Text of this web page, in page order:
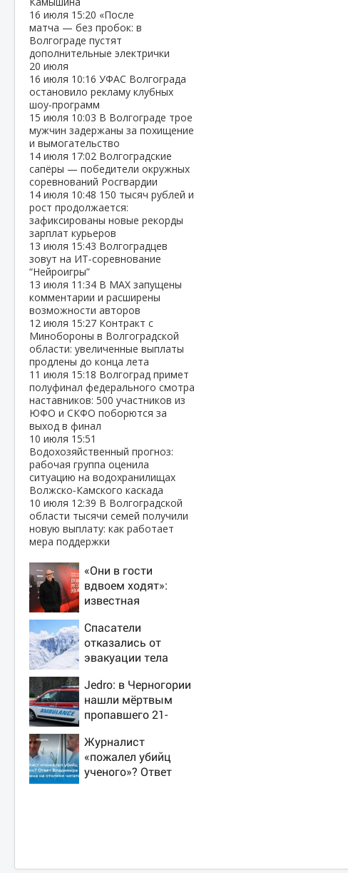
16 июля 15:20 «После
матча — без пробок: в
Волгограде пустят
дополнительные электрички
20 июля
16 июля 10:16 УФАС Волгограда
остановило рекламу клубных
шоу‑программ
15 июля 10:03 В Волгограде трое
мужчин задержаны за похищение
и вымогательство
14 июля 17:02 Волгоградские
сапёры — победители окружных
соревнований Росгвардии
14 июля 10:48 150 тысяч рублей и
рост продолжается:
зафиксированы новые рекорды
зарплат курьеров
13 июля 15:43 Волгоградцев
зовут на ИТ‑соревнование
“Нейроигры”
13 июля 11:34 В МАХ запущены
комментарии и расширены
возможности авторов
12 июля 15:27 Контракт с
Минобороны в Волгоградской
области: увеличенные выплаты
продлены до конца лета
11 июля 15:18 Волгоград примет
полуфинал федерального смотра
наставников: 500 участников из
ЮФО и СКФО поборются за
выход в финал
10 июля 15:51
Водохозяйственный прогноз:
рабочая группа оценила
ситуацию на водохранилищах
Волжско‑Камского каскада
10 июля 12:39 В Волгоградской
области тысячи семей получили
новую выплату: как работает
мера поддержки
«Они в гости
вдвоем ходят»:
известная
подтвердила роман
Бондарчука и
Исаковой
Спасатели
отказались от
эвакуации тела
Наговицыной с
семитысячника
Jedro: в Черногории
нашли мёртвым
пропавшего 21-
Журналист
«пожалел убийц
ученого»? Ответ